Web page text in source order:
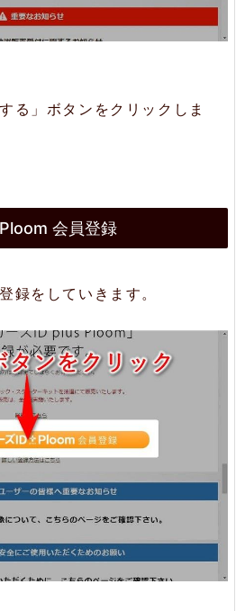
る」ボタンをクリックしま
会員登録
録をしていきます。